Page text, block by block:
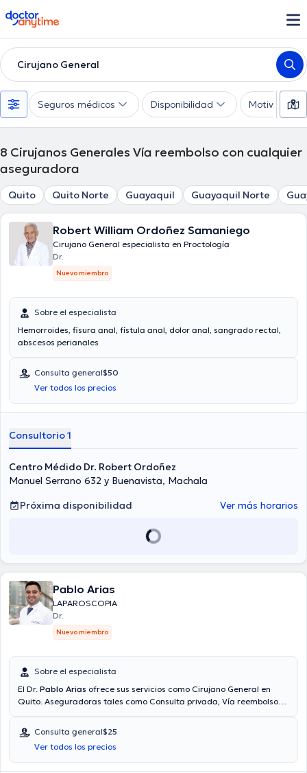
doctoranytime
Cirujano General
Seguros médicos Disponibilidad Motivo de
8 Cirujanos Generales Vía reembolso con cualquier
aseguradora
Quito Quito Norte Guayaquil Guayaquil Norte
Robert William Ordoñez Samaniego
Cirujano General especialista en Proctología
Dr.
Nuevo miembro
Sobre el especialista
Hemorroides, fisura anal, fístula anal, dolor anal, sangrado rectal,
abscesos perianales
Consulta general$50
Ver todos los precios
Consultorio 1
Centro Médido Dr. Robert Ordoñez
Manuel Serrano 632 y Buenavista, Machala
Próxima disponibilidad
Ver más horarios
Pablo Arias
LAPAROSCOPIA
Dr.
Nuevo miembro
Sobre el especialista
El Dr. Pablo Arias ofrece sus servicios como Cirujano General en
Quito. Aseguradoras tales como Consulta privada, Vía reembolso
con el Dr. Pablo Arias es de $25.
Consulta general$25
Ver todos los precios